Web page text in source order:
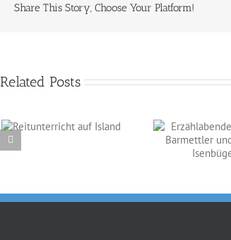
Share This Story, Choose Your Platform!
Related Posts